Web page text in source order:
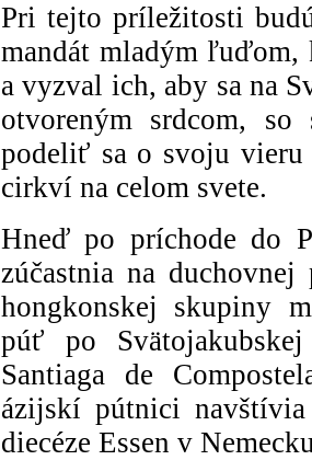
Pri tejto príležitosti
mandát mladým ľuďom,
a vyzval ich, aby sa na
otvoreným srdcom,
podeliť sa o svoju
cirkví na celom svete.
Hneď po príchode do
zúčastnia na
hongkonskej skupiny
púť po
Santiaga de
ázijskí pútnici
diecéze Essen v